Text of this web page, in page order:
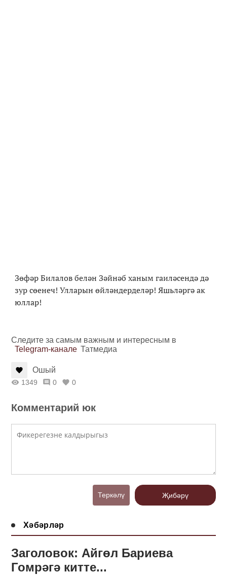
Зөфәр Билалов белән Зәйнәб ханым гаиләсендә дә
зур сөенеч! Улларын өйләндерделәр! Яшьләргә ак
юллар!
Следите за самым важным и интересным в
Telegram-канале Татмедиа
Ошый
1349 0 0
Комментарий юк
Теркәлү Җибәрү
Хәбәрләр
Заголовок: Айгөл Бариева
Гомрәгә китте...